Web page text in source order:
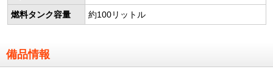
燃料タンク容量 約100リットル
備品情報